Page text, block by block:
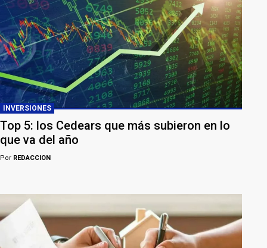
INVERSIONES
Top 5: los Cedears que más subieron en lo
que va del año
Por REDACCION